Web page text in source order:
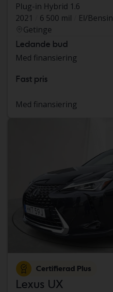
Plug-in Hybrid 1.6
2021
6 500 mil
El/Bensin
Getinge
Ledande bud
Med finansiering
Fast pris
Med finansiering
Certifierad Plus
Lexus UX